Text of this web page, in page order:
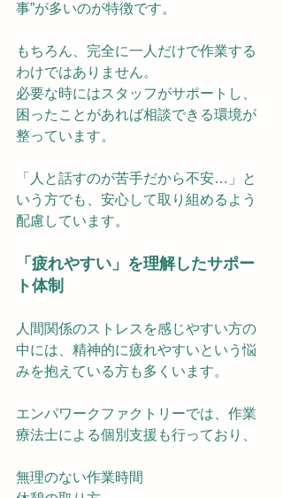
事”が多いのが特徴です。
もちろん、完全に一人だけで作業する
わけではありません。
必要な時にはスタッフがサポートし、
困ったことがあれば相談できる環境が
整っています。
「人と話すのが苦手だから不安…」と
いう方でも、安心して取り組めるよう
配慮しています。
「疲れやすい」を理解したサポー
ト体制
人間関係のストレスを感じやすい方の
中には、精神的に疲れやすいという悩
みを抱えている方も多くいます。
エンパワークファクトリーでは、作業
療法士による個別支援も行っており、
無理のない作業時間